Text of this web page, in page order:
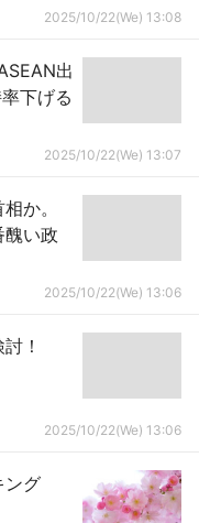
ｗｗｗ2025/10/22(We) 13:08
出
下げる
2025/10/22(We) 13:07
か。
い政
2025/10/22(We) 13:06
！
2025/10/22(We) 13:06
ング